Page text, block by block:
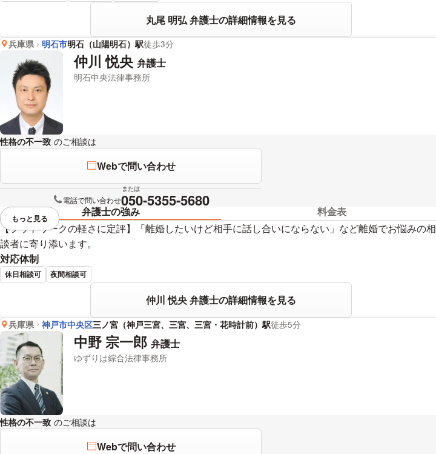
丸尾 明弘 弁護士の詳細情報を見る
兵庫県 明石市明石（山陽明石）駅徒歩3分
仲川 悦央 弁護士
明石中央法律事務所
性格の不一致 のご相談は
Webで問い合わせ
または
電話で問い合わせ050-5355-5680
弁護士の強み
料金表
【フットワークの軽さに定評】「離婚したいけど相手に話し合いにならない」など離婚でお悩みの相
談者に寄り添います。
対応体制
休日相談可 夜間相談可
仲川 悦央 弁護士の詳細情報を見る
視覚的に省略されている要素を
もっと見る
兵庫県 神戸市中央区三ノ宮（神戸三宮、三宮、三宮・花時計前）駅徒歩5分
中野 宗一郎 弁護士
ゆずりは綜合法律事務所
性格の不一致 のご相談は
Webで問い合わせ